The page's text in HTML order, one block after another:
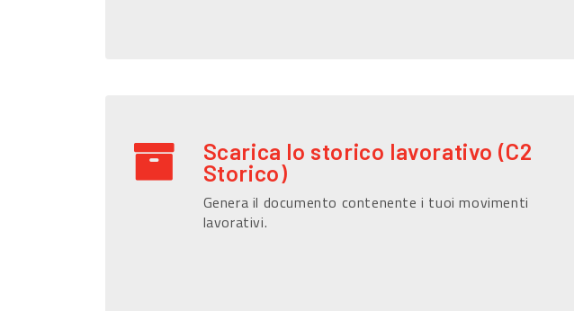
Scarica lo storico lavorativo (C2
Storico)
Genera il documento contenente i tuoi movimenti
lavorativi.